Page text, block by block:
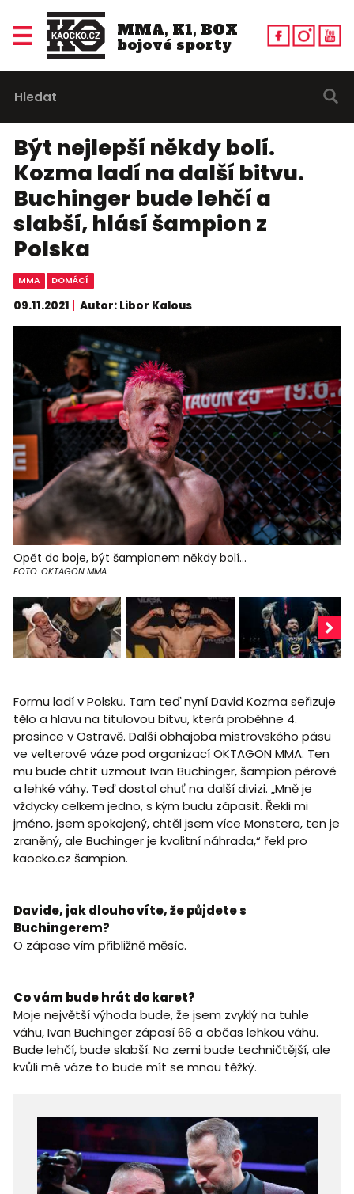
MMA, K1, BOX
bojové sporty
Být nejlepší někdy bolí.
Kozma ladí na další bitvu.
Buchinger bude lehčí a
slabší, hlásí šampion z
Polska
MMA DOMÁCÍ
09.11.2021 Autor: Libor Kalous
Opět do boje, být šampionem někdy bolí...
FOTO: OKTAGON MMA
Formu ladí v Polsku. Tam teď nyní David Kozma seřizuje
tělo a hlavu na titulovou bitvu, která proběhne 4.
prosince v Ostravě. Další obhajoba mistrovského pásu
ve velterové váze pod organizací OKTAGON MMA. Ten
mu bude chtít uzmout Ivan Buchinger, šampion pérové
a lehké váhy. Teď dostal chuť na další divizi. „Mně je
vždycky celkem jedno, s kým budu zápasit. Řekli mi
jméno, jsem spokojený, chtěl jsem více Monstera, ten je
zraněný, ale Buchinger je kvalitní náhrada,“ řekl pro
kaocko.cz šampion.
Davide, jak dlouho víte, že půjdete s
Buchingerem?
O zápase vím přibližně měsíc.
Co vám bude hrát do karet?
Moje největší výhoda bude, že jsem zvyklý na tuhle
váhu, Ivan Buchinger zápasí 66 a občas lehkou váhu.
Bude lehčí, bude slabší. Na zemi bude techničtější, ale
kvůli mé váze to bude mít se mnou těžký.